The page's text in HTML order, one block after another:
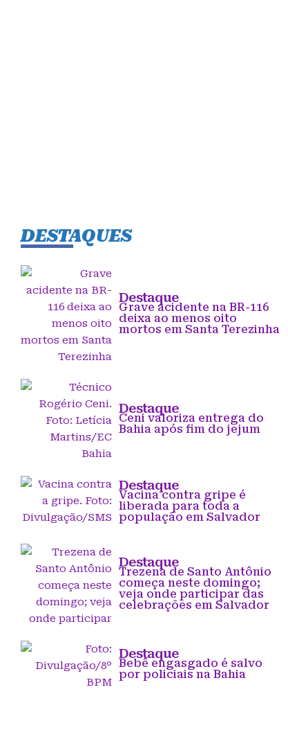
DESTAQUES
Destaque
Grave acidente na BR-116
deixa ao menos oito
mortos em Santa Terezinha
Destaque
Ceni valoriza entrega do
Bahia após fim do jejum
Destaque
Vacina contra gripe é
liberada para toda a
população em Salvador
Destaque
Trezena de Santo Antônio
começa neste domingo;
veja onde participar das
celebrações em Salvador
Destaque
Bebê engasgado é salvo
por policiais na Bahia